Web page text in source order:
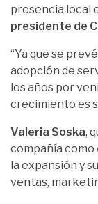
presencia local
presidente de
“Ya que se
adopción de
los años por
crecimiento es
Valeria Soska,
compañía como
la expansión y
ventas,